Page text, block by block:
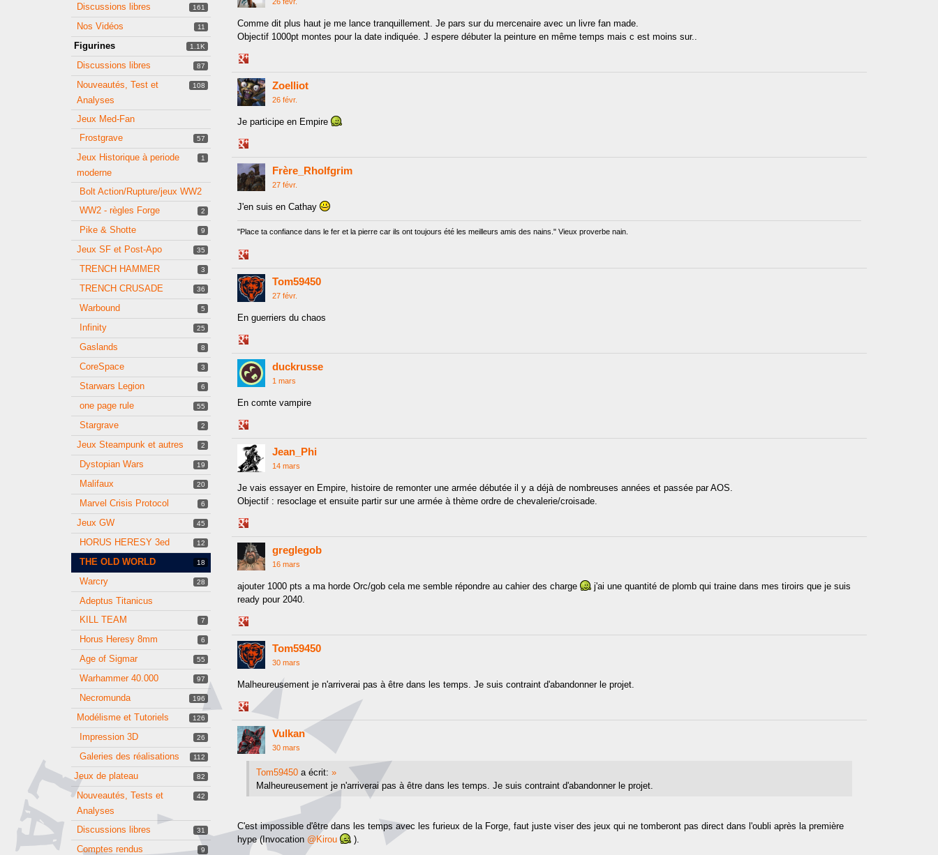
161
Discussions libres
11
Nos Vidéos
1.1K
Figurines
87
Discussions libres
108
Nouveautés, Test et
Analyses
Jeux Med-Fan
57
Frostgrave
1
Jeux Historique à periode
moderne
Bolt Action/Rupture/jeux WW2
2
WW2 - règles Forge
9
Pike & Shotte
35
Jeux SF et Post-Apo
3
TRENCH HAMMER
36
TRENCH CRUSADE
5
Warbound
25
Infinity
8
Gaslands
3
CoreSpace
6
Starwars Legion
55
one page rule
2
Stargrave
2
Jeux Steampunk et autres
19
Dystopian Wars
20
Malifaux
6
Marvel Crisis Protocol
45
Jeux GW
12
HORUS HERESY 3ed
18
THE OLD WORLD
28
Warcry
Adeptus Titanicus
7
KILL TEAM
6
Horus Heresy 8mm
55
Age of Sigmar
97
Warhammer 40.000
196
Necromunda
126
Modélisme et Tutoriels
26
Impression 3D
112
Galeries des réalisations
82
Jeux de plateau
42
Nouveautés, Tests et
Analyses
31
Discussions libres
9
Comptes rendus
Comme dit plus haut je me lance tranquillement. Je pars sur du mercenaire avec un livre fan made.
Objectif 1000pt montes pour la date indiquée. J espere débuter la peinture en même temps mais c est moins sur..
on
Google+Zoelliot
26 févr.
Je participe en Empire
on
Google+Frère_Rholfgrim
27 févr.
J'en suis en Cathay
"Place ta confiance dans le fer et la pierre car ils ont toujours été les meilleurs amis des nains." Vieux proverbe nain.
on
Google+Tom59450
27 févr.
En guerriers du chaos
on
Google+duckrusse
1 mars
En comte vampire
on
Google+Jean_Phi
14 mars
Je vais essayer en Empire, histoire de remonter une armée débutée il y a déjà de nombreuses années et passée par AOS.
Objectif : resoclage et ensuite partir sur une armée à thème ordre de chevalerie/croisade.
on
Google+greglegob
16 mars
ajouter 1000 pts a ma horde Orc/gob cela me semble répondre au cahier des charge
j'ai une quantité de plomb qui traine dans mes tiroirs que je suis
ready pour 2040.
on
Google+Tom59450
30 mars
Malheureusement je n'arriverai pas à être dans les temps. Je suis contraint d'abandonner le projet.
Share
on
Google+Vulkan
30 mars
Tom59450 a écrit: »
Malheureusement je n'arriverai pas à être dans les temps. Je suis contraint d'abandonner le projet.
C'est impossible d'être dans les temps avec les furieux de la Forge, faut juste viser des jeux qui ne tomberont pas direct dans l'oubli après la première
hype (Invocation @Kirou ).